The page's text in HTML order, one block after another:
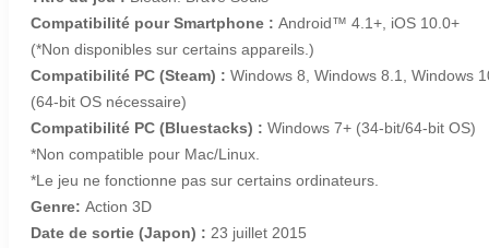
Compatibilité pour Smartphone : Android™ 4.1+, iOS 10.0+
(*Non disponibles sur certains appareils.)
Compatibilité PC (Steam) : Windows 8, Windows 8.1, Windows
(64-bit OS nécessaire)
Compatibilité PC (Bluestacks) : Windows 7+ (34-bit/64-bit OS)
*Non compatible pour Mac/Linux.
*Le jeu ne fonctionne pas sur certains ordinateurs.
Genre: Action 3D
Date de sortie (Japon) : 23 juillet 2015